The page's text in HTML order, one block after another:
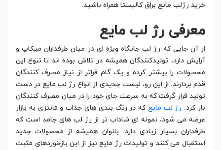
خرید رژلب مایع براق کالیستا همراه باشید.
معرفی رژ لب مایع
از آن جایی که رژ لب جایگاه ویژه ای در میان طرفداران میکاپ و
آرایش دارد، تولیدکنندگان همیشه در تلاش بوده اند تا تنوع این
محصولات را بیشتر کرده و یک گام فراتر از نیاز مصرف کنندگان
قدم بردارند. از این رو، لیست جدیدی از انواع رژ لب مایع در دست
تولید قرار گرفت که به سرعت جای خود را در میان مصرف کنندگان
باز کرد. رژ لب مایع که در رنگ بندی های جذاب و فانتزی به بازار
عرضه می شود، نمونه ای شاداب تر از رژ لب های جامد است که
طرفداران بسیار زیادی دارد. بانوان همیشه از محصولات جدید
استقبال می کنند و تولیدات رژ مایع نیز از این بازخوردهای مثبت